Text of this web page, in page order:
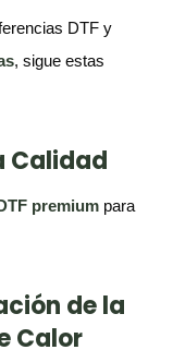
DTF y
, sigue estas
Calidad
premium para
de la
Calor